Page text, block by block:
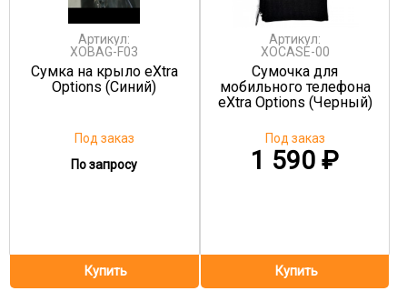
Артикул:
XOBAG-F03
Сумка на крыло eXtra
Options (Синий)
По запросу
Под заказ
Артикул:
XOCASE-00
Сумочка для
мобильного телефона
eXtra Options (Черный)
1 590₽
Под заказ